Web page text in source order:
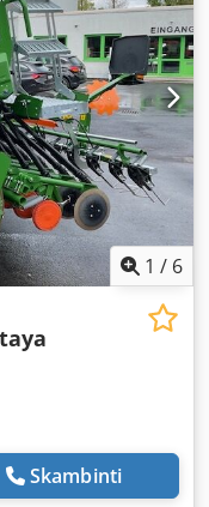
1 / 6
Skambinti